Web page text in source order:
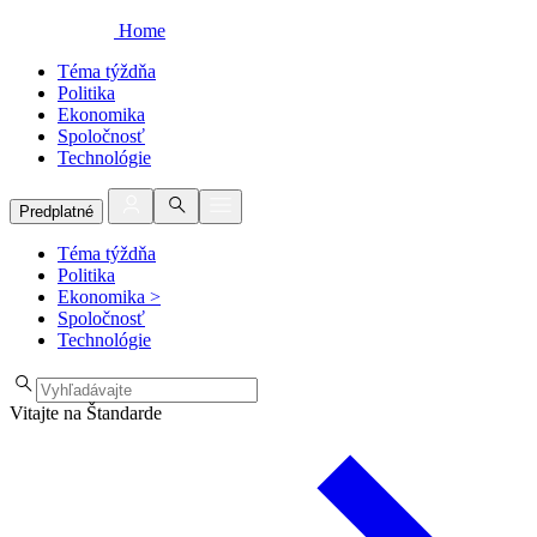
Home
Téma týždňa
Politika
Ekonomika
Spoločnosť
Technológie
Predplatné
Téma týždňa
Politika
Ekonomika >
Spoločnosť
Technológie
Vitajte na Štandarde